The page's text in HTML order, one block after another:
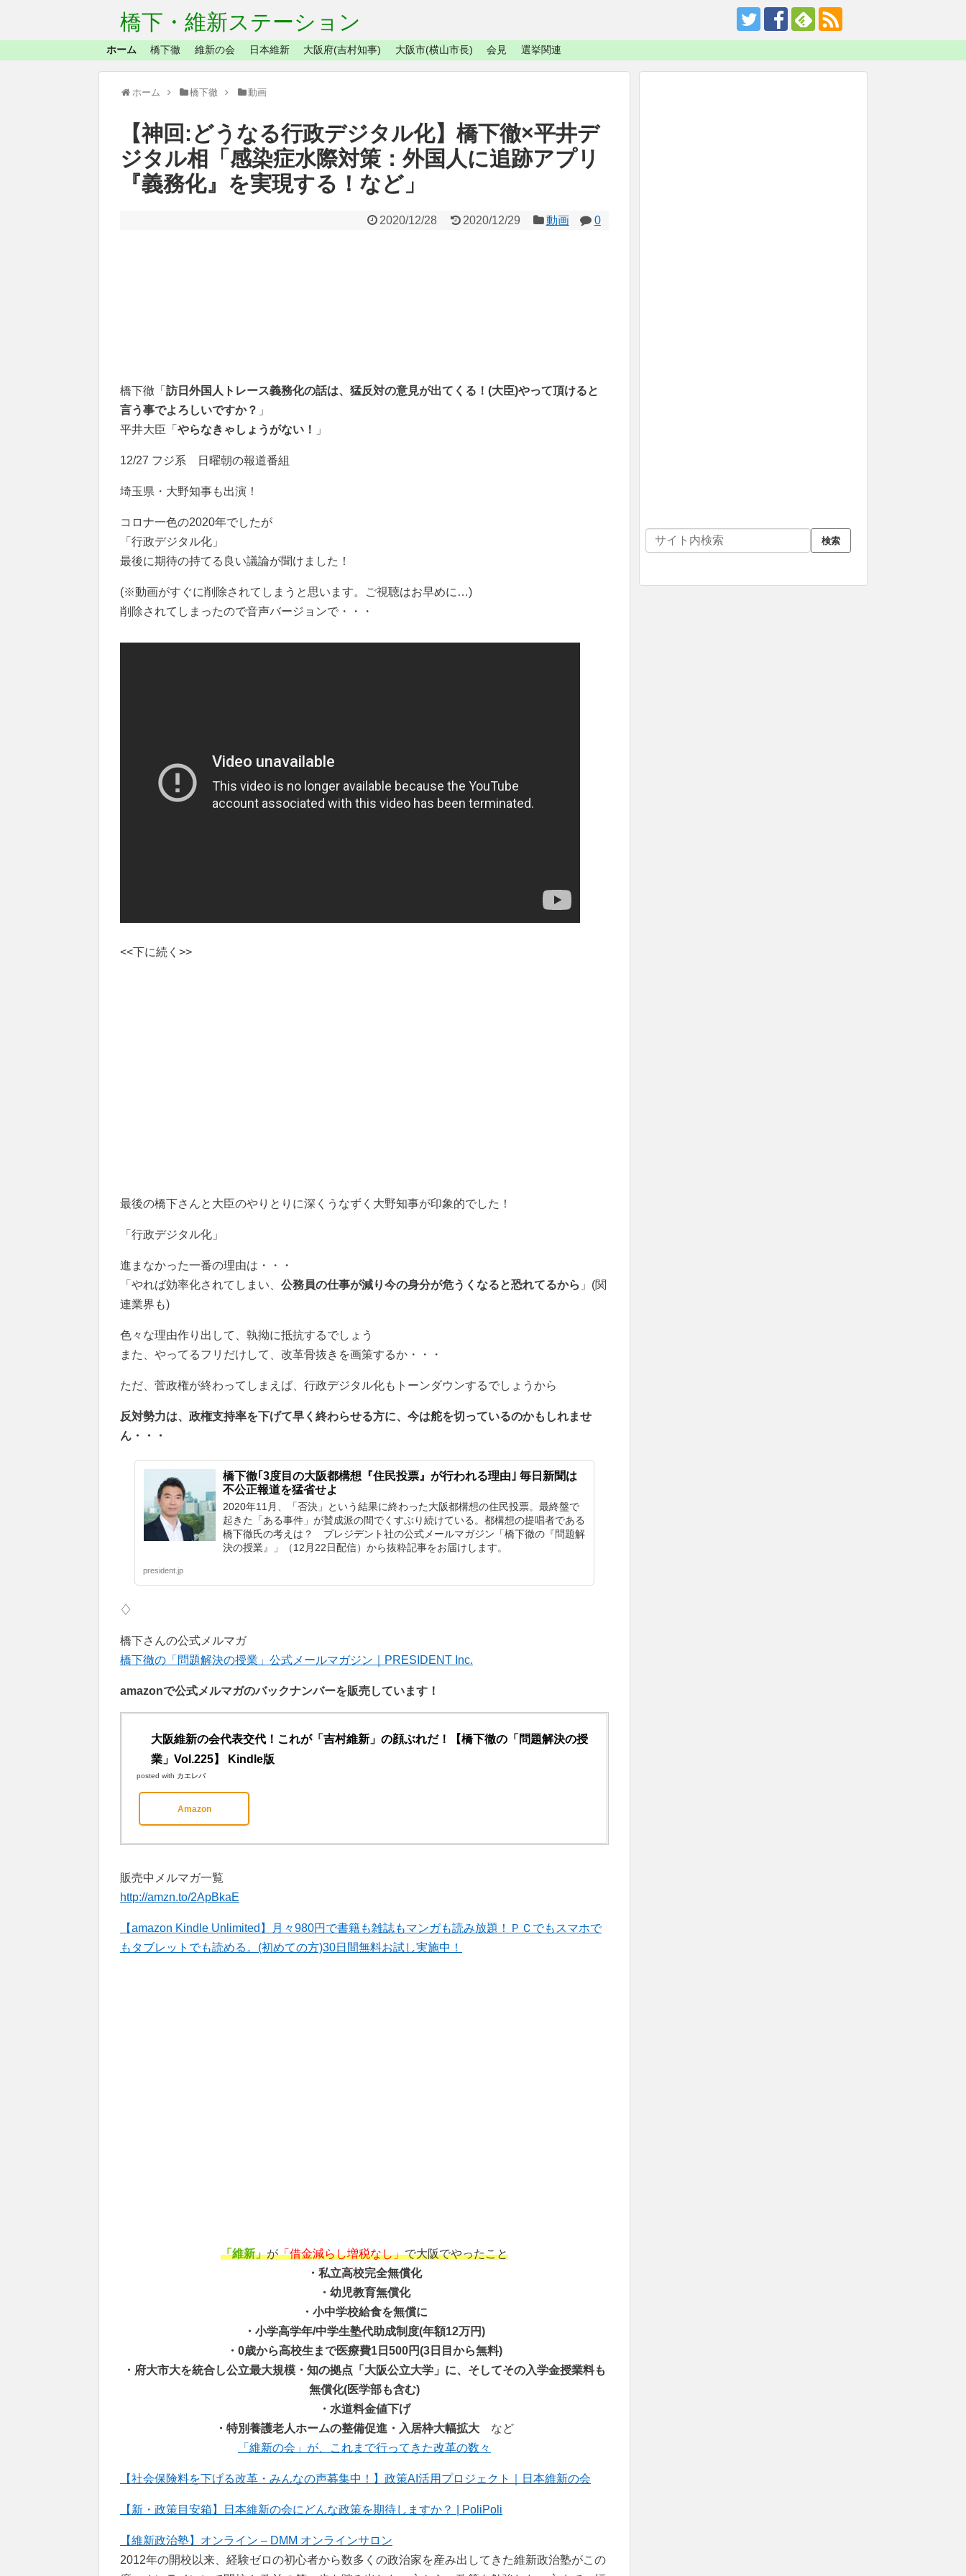
橋下・維新ステーション
ホーム 橋下徹 維新の会 日本維新 大阪府(吉村知事) 大阪市(横山市長) 会見 選挙関連
ホーム 橋下徹 動画
【神回:どうなる行政デジタル化】橋下徹×平井デ
ジタル相「感染症水際対策：外国人に追跡アプリ
『義務化』を実現する！など」
2020/12/28 2020/12/29 動画 0
橋下徹「 訪日外国人トレース義務化の話は、猛反対の意見が出てくる！(大臣)やって頂けると
言う事でよろしいですか？ 」
平井大臣「 やらなきゃしょうがない！ 」
12/27 フジ系 日曜朝の報道番組
埼玉県・大野知事も出演！
コロナ一色の2020年でしたが
「行政デジタル化」
最後に期待の持てる良い議論が聞けました！
(※動画がすぐに削除されてしまうと思います。ご視聴はお早めに…)
削除されてしまったので音声バージョンで・・・
<<下に続く>>
最後の橋下さんと大臣のやりとりに深くうなずく大野知事が印象的でした！
「行政デジタル化」
進まなかった一番の理由は・・・
「やれば効率化されてしまい、 公務員の仕事が減り今の身分が危うくなると恐れてるから 」(関
連業界も)
色々な理由作り出して、執拗に抵抗するでしょう
また、やってるフリだけして、改革骨抜きを画策するか・・・
ただ、菅政権が終わってしまえば、行政デジタル化もトーンダウンするでしょうから
反対勢力は、政権支持率を下げて早く終わらせる方に、今は舵を切っているのかもしれませ
ん・・・
橋下徹｢3度目の大阪都構想『住民投票』が行われる理由｣ 毎日新聞は
不公正報道を猛省せよ
2020年11月、「否決」という結果に終わった大阪都構想の住民投票。最終盤で
起きた「ある事件」が賛成派の間でくすぶり続けている。都構想の提唱者である
橋下徹氏の考えは？ プレジデント社の公式メールマガジン「橋下徹の『問題解
決の授業』」（12月22日配信）から抜粋記事をお届けします。
president.jp
♢
橋下さんの公式メルマガ
橋下徹の「問題解決の授業」公式メールマガジン｜PRESIDENT Inc.
amazonで公式メルマガのバックナンバーを販売しています！
大阪維新の会代表交代！これが「吉村維新」の顔ぶれだ！【橋下徹の「問題解決の授
業」Vol.225】 Kindle版
posted with カエレバ
Amazon
販売中メルマガ一覧
http://amzn.to/2ApBkaE
【amazon Kindle Unlimited】月々980円で書籍も雑誌もマンガも読み放題！ＰＣでもスマホで
もタブレットでも読める。(初めての方)30日間無料お試し実施中！
「維新」が「借金減らし増税なし」で大阪でやったこと
・私立高校完全無償化
・幼児教育無償化
・小中学校給食を無償に
・小学高学年/中学生塾代助成制度(年額12万円)
・0歳から高校生まで医療費1日500円(3日目から無料)
・府大市大を統合し公立最大規模・知の拠点「大阪公立大学」に、そしてその入学金授業料も
無償化(医学部も含む)
・水道料金値下げ
・特別養護老人ホームの整備促進・入居枠大幅拡大 など
「維新の会」が、これまで行ってきた改革の数々
【社会保険料を下げる改革・みんなの声募集中！】政策AI活用プロジェクト｜日本維新の会
【新・政策目安箱】日本維新の会にどんな政策を期待しますか？ | PoliPoli
【維新政治塾】オンライン – DMM オンラインサロン
2012年の開校以来、経験ゼロの初心者から数多くの政治家を産み出してきた維新政治塾がこの